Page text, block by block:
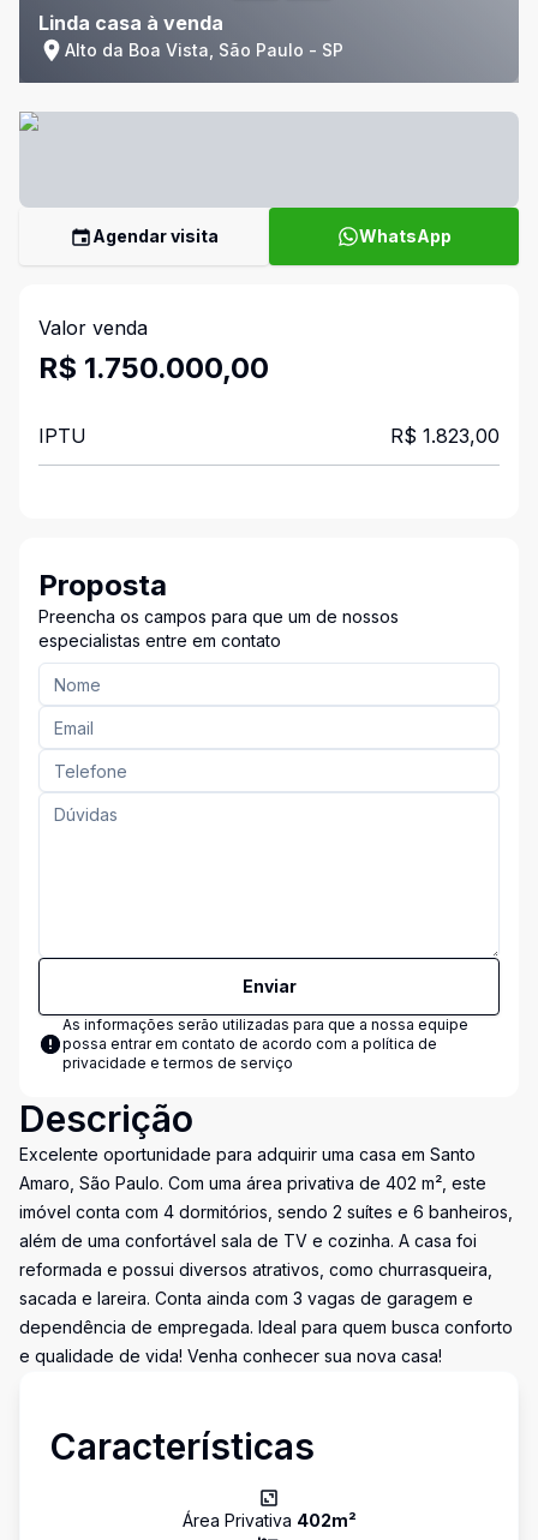
Linda casa à venda
Alto da Boa Vista, São Paulo - SP
Agendar visita WhatsApp
Valor venda
R$ 1.750.000,00
IPTU R$ 1.823,00
Proposta
Preencha os campos para que um de nossos
especialistas entre em contato
Enviar
As informações serão utilizadas para que a nossa equipe
possa entrar em contato de acordo com a política de
privacidade e termos de serviço
Descrição
Excelente oportunidade para adquirir uma casa em Santo
Amaro, São Paulo. Com uma área privativa de 402 m², este
imóvel conta com 4 dormitórios, sendo 2 suítes e 6 banheiros,
além de uma confortável sala de TV e cozinha. A casa foi
reformada e possui diversos atrativos, como churrasqueira,
sacada e lareira. Conta ainda com 3 vagas de garagem e
dependência de empregada. Ideal para quem busca conforto
e qualidade de vida! Venha conhecer sua nova casa!
Características
Área Privativa 402m²